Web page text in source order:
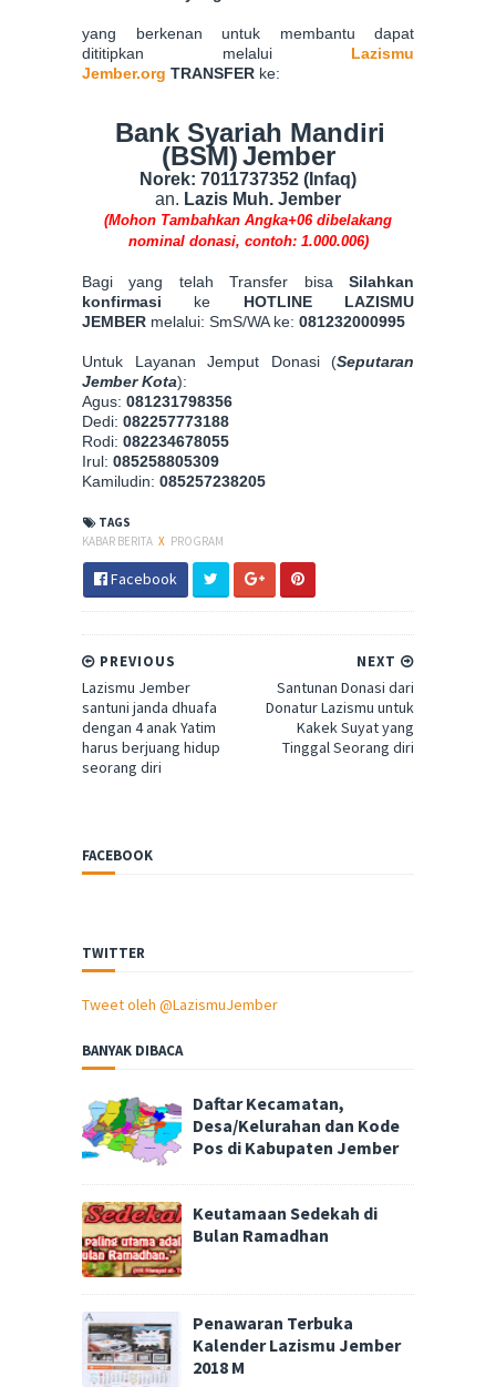
yang berkenan untuk membantu dapat
dititipkan melalui Lazismu
Jember.org TRANSFER ke:
Bank Syariah Mandiri
(BSM)Jember
Norek: 7011737352 (Infaq)
an. Lazis Muh. Jember
(Mohon Tambahkan Angka+06 dibelakang
nominal donasi, contoh: 1.000.006)
Bagi yang telah Transfer bisa Silahkan
konfirmasi ke HOTLINE LAZISMU
JEMBER melalui: SmS/WA ke: 081232000995
Untuk Layanan Jemput Donasi (Seputaran
Jember Kota):
Agus: 081231798356
Dedi: 082257773188
Rodi: 082234678055
Irul: 085258805309
Kamiludin: 085257238205
TAGS
KABAR BERITA X PROGRAM
Facebook
NEXT
Santunan Donasi dari
Donatur Lazismu untuk
Kakek Suyat yang
Tinggal Seorang diri
PREVIOUS
Lazismu Jember
santuni janda dhuafa
dengan 4 anak Yatim
harus berjuang hidup
seorang diri
FACEBOOK
TWITTER
Tweet oleh @LazismuJember
BANYAK DIBACA
Daftar Kecamatan,
Desa/Kelurahan dan Kode
Pos di Kabupaten Jember
Keutamaan Sedekah di
Bulan Ramadhan
Penawaran Terbuka
Kalender Lazismu Jember
2018 M